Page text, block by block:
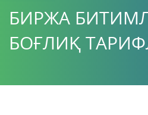
БИРЖА
БОҒЛИҚ